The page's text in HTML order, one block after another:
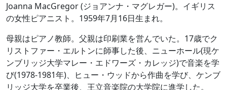
Joanna MacGregor (ジョアンナ・マグレガー)。イギリス
の女性ピアニスト。1959年7月16日生まれ。
母親はピアノ教師。父親は印刷業を営んでいた。17歳でク
リストファー・エルトンに師事した後、ニューホール(現ケ
ンブリッジ大学マレー・エドワーズ・カレッジ)で音楽を学
び(1978-1981年)、ヒュー・ウッドから作曲を学び、ケンブ
リッジ大学を卒業後、王立音楽院の大学院に進学した。